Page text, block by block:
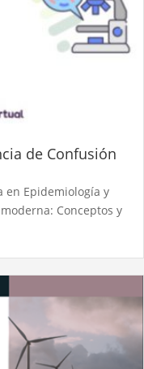
de Confusión
en Epidemiología y
Conceptos y